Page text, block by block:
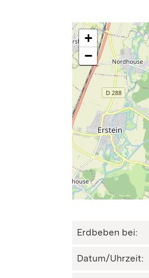
+
−
Erdbeben bei:
Datum/Uhrzeit: